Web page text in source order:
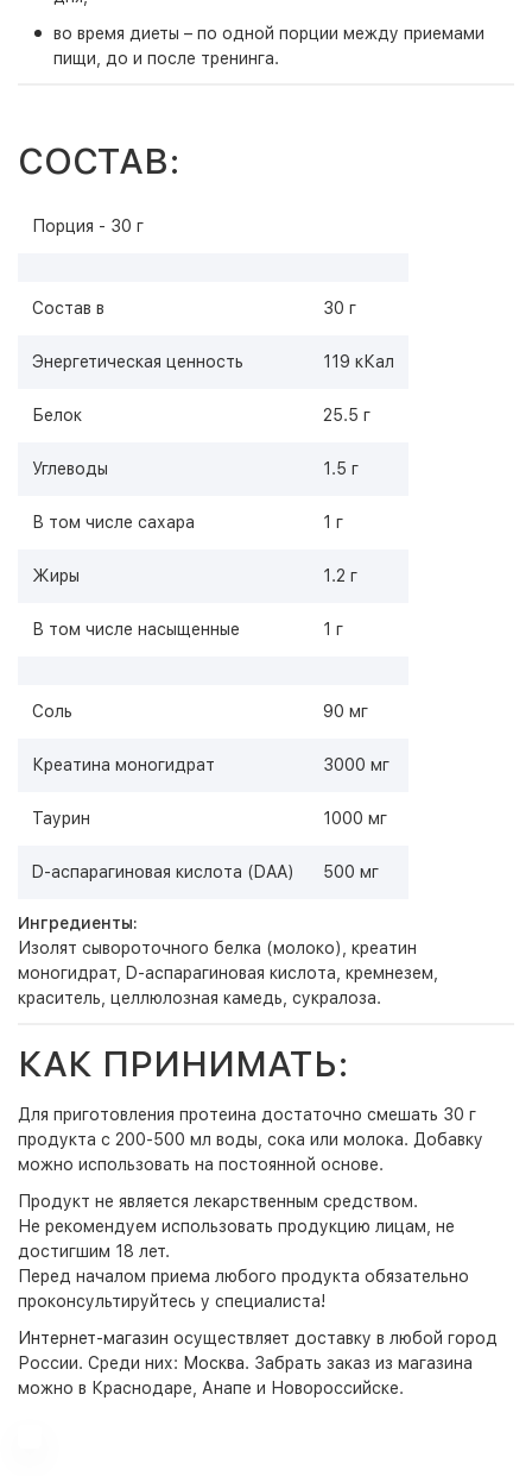
во время диеты – по одной порции между приемами
пищи, до и после тренинга.
СОСТАВ:
Порция - 30 г
Состав в 30 г
Энергетическая ценность 119 кКал
Белок 25.5 г
Углеводы 1.5 г
В том числе сахара 1 г
Жиры 1.2 г
В том числе насыщенные 1 г
Соль 90 мг
Креатина моногидрат 3000 мг
Таурин 1000 мг
D-аспарагиновая кислота (DAA) 500 мг
Ингредиенты:
Изолят сывороточного белка (молоко), креатин
моногидрат, D-аспарагиновая кислота, кремнезем,
краситель, целлюлозная камедь, сукралоза.
КАК ПРИНИМАТЬ:
Для приготовления протеина достаточно смешать 30 г
продукта с 200-500 мл воды, сока или молока. Добавку
можно использовать на постоянной основе.
Продукт не является лекарственным средством.
Не рекомендуем использовать продукцию лицам, не
достигшим 18 лет.
Перед началом приема любого продукта обязательно
проконсультируйтесь у специалиста!
Интернет-магазин осуществляет доставку в любой город
России. Среди них: Москва. Забрать заказ из магазина
можно в Краснодаре, Анапе и Новороссийске.